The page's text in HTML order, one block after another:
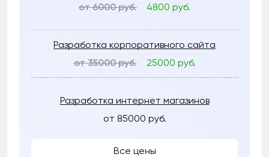
от 6000 руб.
4800 руб.
Разработка корпоративного сайта
от 35000 руб.
25000 руб.
Разработка интернет магазинов
от 85000 руб.
Все цены